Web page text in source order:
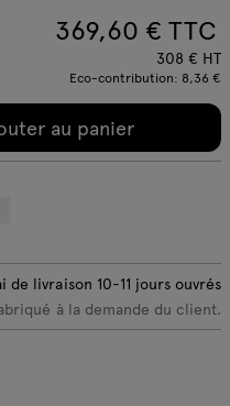
369,60 € TTC
308 € HT
Eco-contribution: 8,36 €
au panier
de livraison 10-11 jours ouvrés
à la demande du client.